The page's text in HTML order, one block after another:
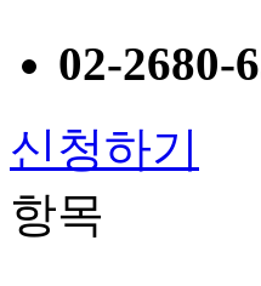
02-2680-
신청하기
항목